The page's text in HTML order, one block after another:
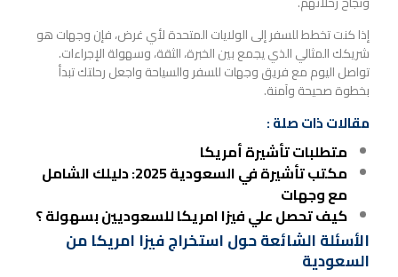
إذا كنت تخطط للسفر إلى الولايات المتحدة لأي غرض، فإن وجهات هو
شريكك المثالي الذي يجمع بين الخبرة، الثقة، وسهولة الإجراءات.
تواصل اليوم مع فريق وجهات للسفر والسياحة واجعل رحلتك تبدأ
بخطوة صحيحة وآمنة.
مقالات ذات صلة :
متطلبات تأشيرة أمريكا
مكتب تأشيرة في السعودية 2025: دليلك الشامل
مع وجهات
كيف تحصل علي فيزا امريكا للسعوديين بسهولة ؟
الأسئلة الشائعة حول استخراج فيزا امريكا من
السعودية